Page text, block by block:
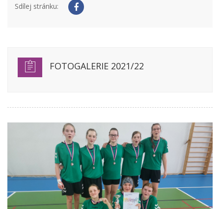
Sdílej stránku:
FOTOGALERIE 2021/22